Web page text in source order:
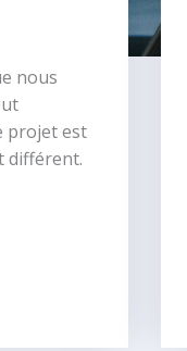
nous
projet est
différent.